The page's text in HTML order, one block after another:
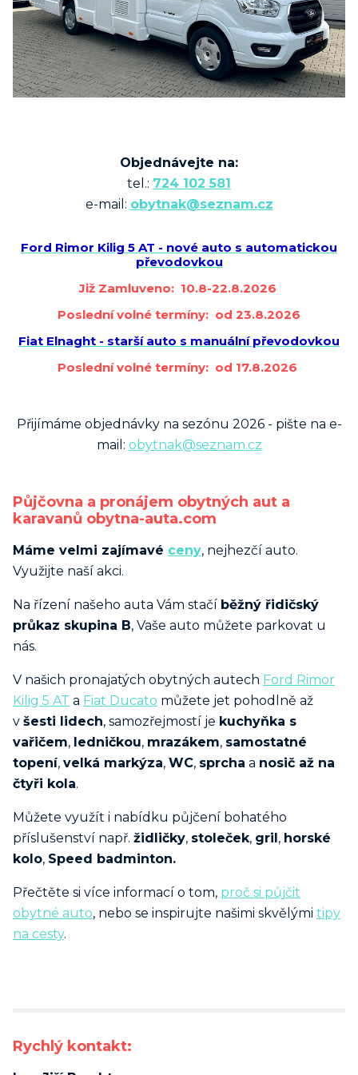
Objednávejte na:
tel.: 724 102 581
e-mail: obytnak@seznam.cz
Ford Rimor Kilig 5 AT - nové auto s automatickou
převodovkou
Již Zamluveno: 10.8-22.8.2026
Poslední volné termíny: od 23.8.2026
Fiat Elnaght - starší auto s manuální převodovkou
Poslední volné termíny: od 17.8.2026
Přijímáme objednávky na sezónu 2026 - pište na e-
mail: obytnak@seznam.cz
Půjčovna a pronájem obytných aut a
karavanů obytna-auta.com
Máme velmi zajímavé ceny, nejhezčí auto.
Využijte naší akci.
Na řízení našeho auta Vám stačí běžný řidičský
průkaz skupina B, Vaše auto můžete parkovat u
nás.
V našich pronajatých obytných autech Ford Rimor
Kilig 5 AT a Fiat Ducato můžete jet pohodlně až
v šesti lidech, samozřejmostí je kuchyňka s
vařičem, ledničkou, mrazákem, samostatné
topení, velká markýza, WC, sprcha a nosič až na
čtyři kola.
Můžete využít i nabídku půjčení bohatého
příslušenství např. židličky, stoleček, gril, horské
kolo, Speed badminton.
Přečtěte si více informací o tom, proč si půjčit
obytné auto, nebo se inspirujte našimi skvělými tipy
na cesty.
Rychlý kontakt: